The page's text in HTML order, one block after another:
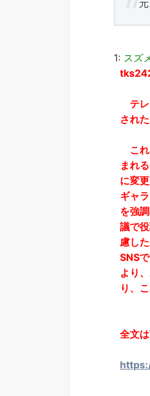
1: スズ
テレ
され
これ
まれ
に変
ギャ
を強
議で
慮し
SNS
より
り、
全文